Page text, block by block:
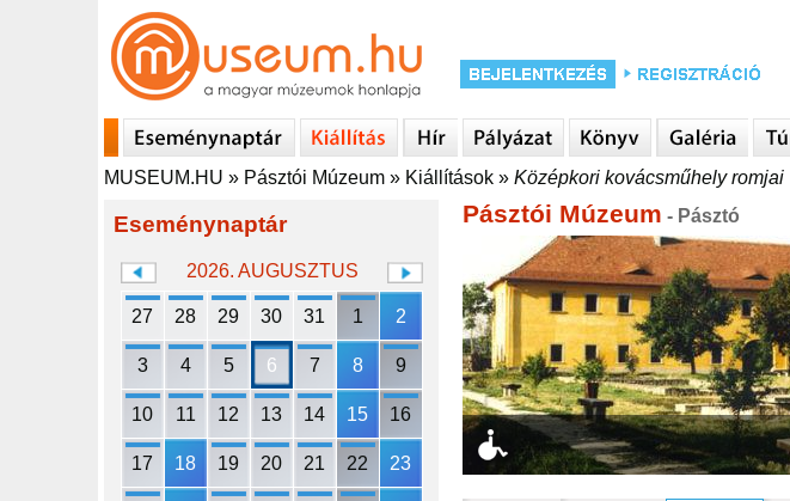
MUSEUM.HU » Pásztói Múzeum » Kiállítások » Középkori kovácsműhely romjai
Eseménynaptár
2026. AUGUSZTUS
27 28 29 30 31 1 2
3 4 5 6 7 8 9
10 11 12 13 14 15 16
17 18 19 20 21 22 23
Pásztói Múzeum - Pásztó